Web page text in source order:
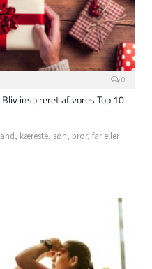
0
inspireret af vores Top 10
kæreste, søn, bror, far eller